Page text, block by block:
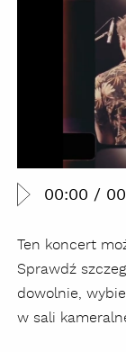
00:00 /
Ten koncert
Sprawdź
dowolnie,
w sali